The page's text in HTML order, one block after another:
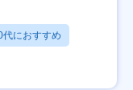
代におすすめ